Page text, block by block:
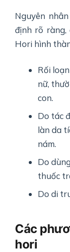
Nguyên
định rõ ràng,
Hori hình
Rối
nữ,
con.
Do tác
làn da
nám.
Do
thuốc
Do di
Các
hori